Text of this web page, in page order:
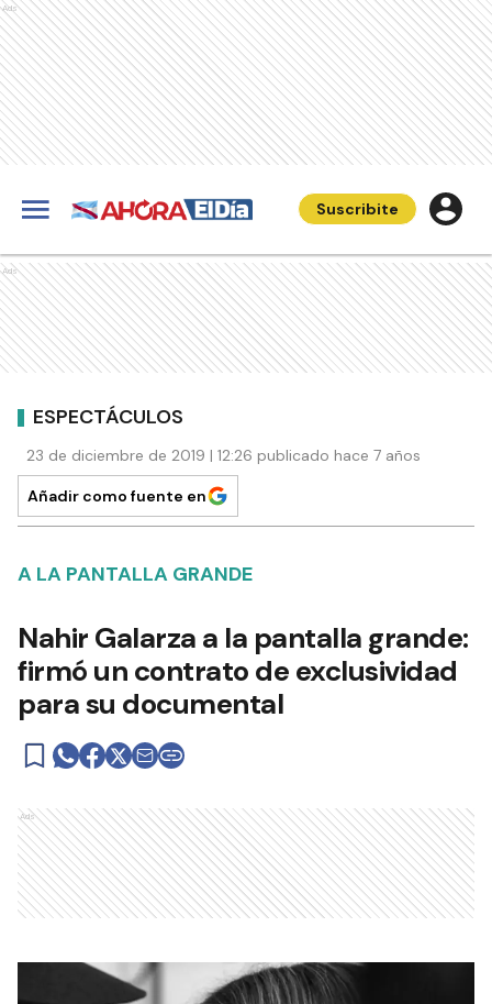
Ads
Suscribite
Ads
ESPECTÁCULOS
23 de diciembre de 2019 | 12:26 publicado hace 7 años
Añadir como fuente en
A LA PANTALLA GRANDE
Nahir Galarza a la pantalla grande:
firmó un contrato de exclusividad
para su documental
Ads